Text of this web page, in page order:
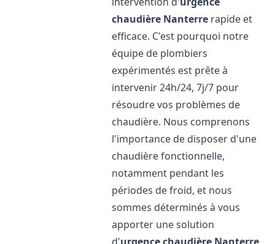
chaudière Nanterre rapide et
efficace. C'est pourquoi notre
équipe de plombiers
expérimentés est prête à
intervenir 24h/24, 7j/7 pour
résoudre vos problèmes de
chaudière. Nous comprenons
l'importance de disposer d'une
chaudière fonctionnelle,
notamment pendant les
périodes de froid, et nous
sommes déterminés à vous
apporter une solution